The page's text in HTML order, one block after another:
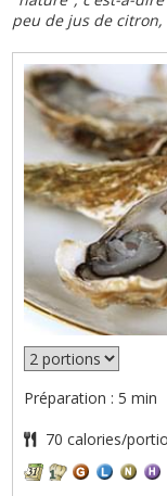
peu de jus de citron,
Préparation : 5 min
70 calories/